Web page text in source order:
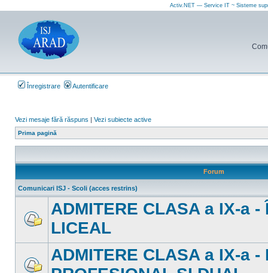
Activ.NET — Service IT ~ Sisteme
Înregistrare Autentificare
Vezi mesaje fără răspuns | Vezi subiecte active
Prima pagină
Forum
Comunicari ISJ - Scoli (acces restrins)
mesaje
necitite
ADMITERE CLASA a IX-a -
LICEAL
ADMITERE CLASA a IX-a -